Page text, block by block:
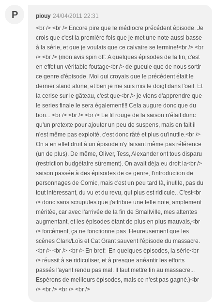
P piouy 24/04/2011 22:31
<br /> <br /> Encore pire que le médiocre précédent épisode. Je
crois que c'est la première fois que je met une note aussi basse
à la série, et que je voulais que ce calvaire se termine!<br /> <br
/> <br /> (mon avis spin off: A quelques épisodes de la fin, c'est
en effet un véritable foutage<br /> de gueule que de nous sortir
ce genre d'épisode. Moi qui croyais que le précédent était le
dernier stand alone, et ben je me suis mis le doigt dans l'oeil. Et
la cerise sur le gâteau, c'est que<br /> je viens d'apprendre que
le series finale le sera également!!! Cela augure donc que du
bon... <br /> <br /> <br /> Le fil rouge de la saison n'était donc
qu'un pretexte pour ajouter un peu de suspens, mais en fait il
n'est même pas exploité, c'est donc râté et plus qu'inutile.<br />
On a en effet droit à un épisode n'y faisant même pas référence
(un de plus). De même, Oliver, Tess, Alexander ont tous disparu
(restriction budgétaire sûrement). On avait déja eu droit la<br />
saison passée à des épisodes de ce genre, l'introduction de
personnages de Comic, mais c'est un peu tard là, inutile, pas du
tout intéressant, du vu et du revu, qui plus est ridicule.. C'est<br
/> donc sans scrupules que j'attribue une telle note, amplement
méritée, car avec l'arrivée de la fin de Smallville, mes attentes
augmentant, et les épisodes étant de plus en plus mauvais,<br
/> forcément, ça ne fonctionne pas. Heureusement que les
scènes Clark/Loïs et Cat Grant sauvent l'épisode du massacre.
<br /> <br /> <br /> En bref: En quelques épisodes, la série<br
/> réussit à se ridiculiser, et à presque anéantir les efforts
passés l'ayant rendu pas mal. Il faut mettre fin au massacre...
Espérons de meilleurs épisodes, mais ce n'est pas gagné.)<br
/> <br /> <br /> <br />